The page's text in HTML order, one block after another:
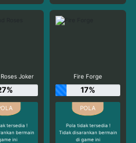
Joker
tersedia !
bermain
ini
Fire Forge
17%
Pola tidak tersedia !
Tidak disarankan bermain
di game ini